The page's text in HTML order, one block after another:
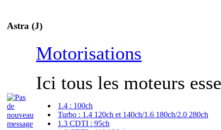
Astra (J)
Motorisations
Ici tous les moteurs
1.4 : 100ch
Turbo : 1.4 120ch et 140ch/1.6 180ch/2.0 280ch
1.3 CDTI : 95ch